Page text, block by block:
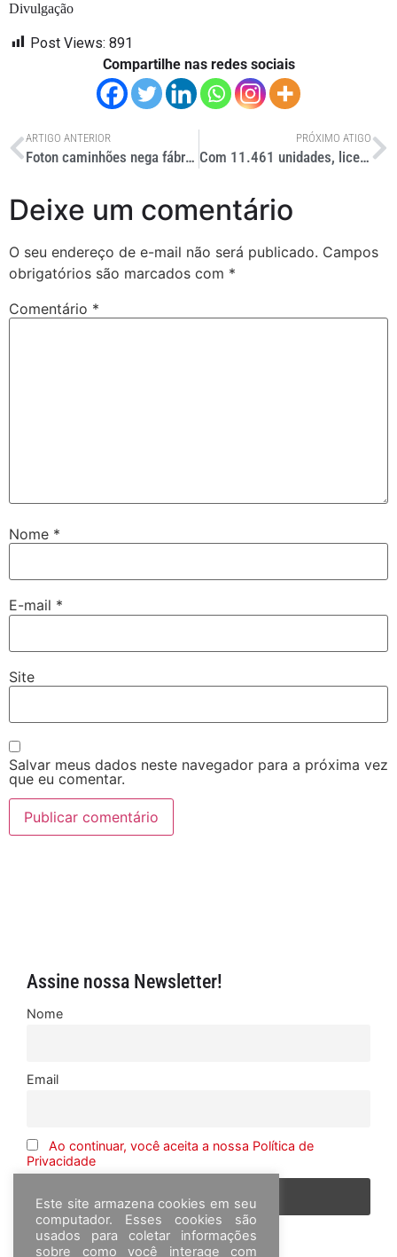
Divulgação
Post Views: 891
Compartilhe nas redes sociais
ARTIGO ANTERIOR
Foton caminhões nega fábrica em MG
PRÓXIMO ATIGO
Com 11.461 unidades, licenciamento de caminhões cresce 5% em agosto
Deixe um comentário
O seu endereço de e-mail não será publicado. Campos
obrigatórios são marcados com *
Comentário *
Nome *
E-mail *
Site
Salvar meus dados neste navegador para a próxima vez
que eu comentar.
Assine nossa Newsletter!
Nome
Email
Ao continuar, você aceita a nossa Política de
Privacidade
Este site armazena cookies em seu
computador. Esses cookies são
usados para coletar informações
sobre como você interage com